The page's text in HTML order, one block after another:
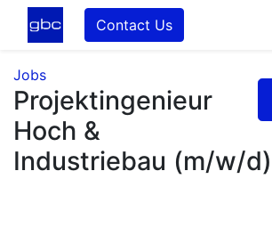
Contact Us
Jobs
Projektingenieur
Hoch &
Industriebau (m/w/d)